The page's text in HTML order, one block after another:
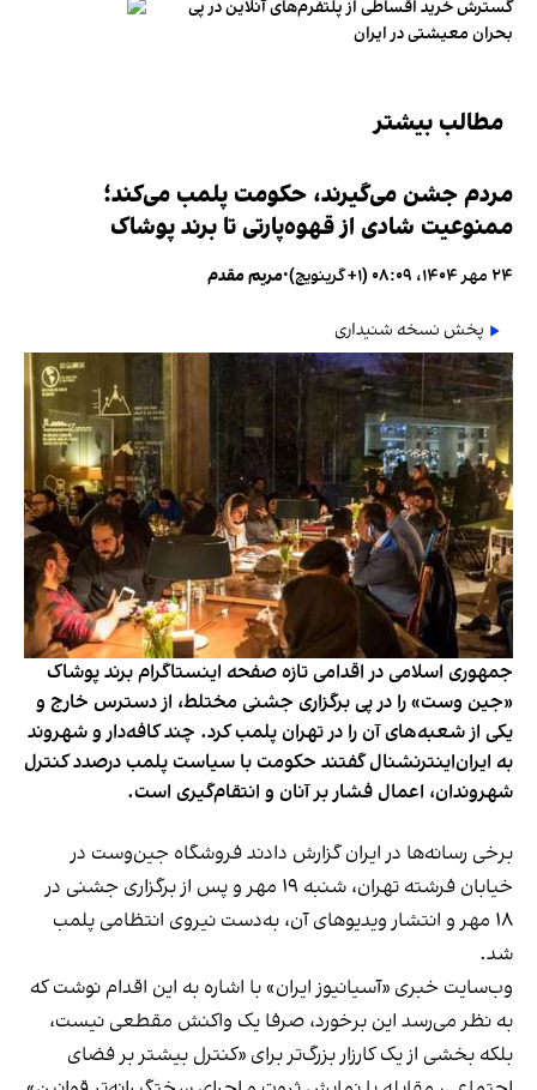
گسترش خرید اقساطی از پلتفرم‌های آنلاین در پی
بحران معیشتی در ایران
مطالب بیشتر
مردم جشن می‌گیرند، حکومت پلمب می‌کند؛
ممنوعیت شادی از قهوه‌پارتی تا برند پوشاک
۲۴ مهر ۱۴۰۴، ۰۸:۰۹ (‎+۱ گرینویچ) •مریم مقدم
پخش نسخه شنیداری
جمهوری اسلامی در اقدامی تازه صفحه اینستاگرام برند پوشاک
«جین وست» را در پی برگزاری جشنی مختلط، از دسترس خارج و
یکی از شعبه‌های آن را در تهران پلمب کرد. چند کافه‌‌دار و شهروند
به ایران‌اینترنشنال گفتند حکومت با سیاست پلمب درصدد کنترل
شهروندان، اعمال فشار بر آنان و انتقام‌گیری است.
برخی رسانه‌ها در ایران گزارش دادند فروشگاه جین‌وست در
خیابان فرشته تهران، شنبه ۱۹ مهر و پس از برگزاری جشنی در
۱۸ مهر و انتشار ویدیوهای آن، به‌دست نیروی انتظامی پلمب
شد.
وب‌سایت خبری «آسیانیوز ایران» با اشاره به این اقدام نوشت که
به نظر می‌رسد این برخورد، صرفا یک واکنش مقطعی نیست،
بلکه بخشی از یک کارزار بزرگ‌تر برای «کنترل بیشتر بر فضای